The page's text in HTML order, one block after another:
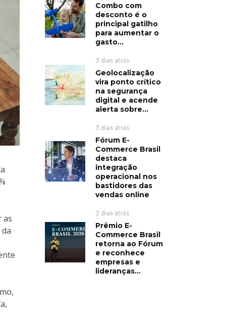
as
Combo com
desconto é o
principal gatilho
para aumentar o
gasto...
3 dias atrás
Geolocalização
vira ponto crítico
na segurança
digital e acende
alerta sobre...
3 dias atrás
Fórum E-
Commerce Brasil
destaca
integração
operacional nos
bastidores das
vendas online
3 dias atrás
Prêmio E-
Commerce Brasil
retorna ao Fórum
e reconhece
empresas e
lideranças...